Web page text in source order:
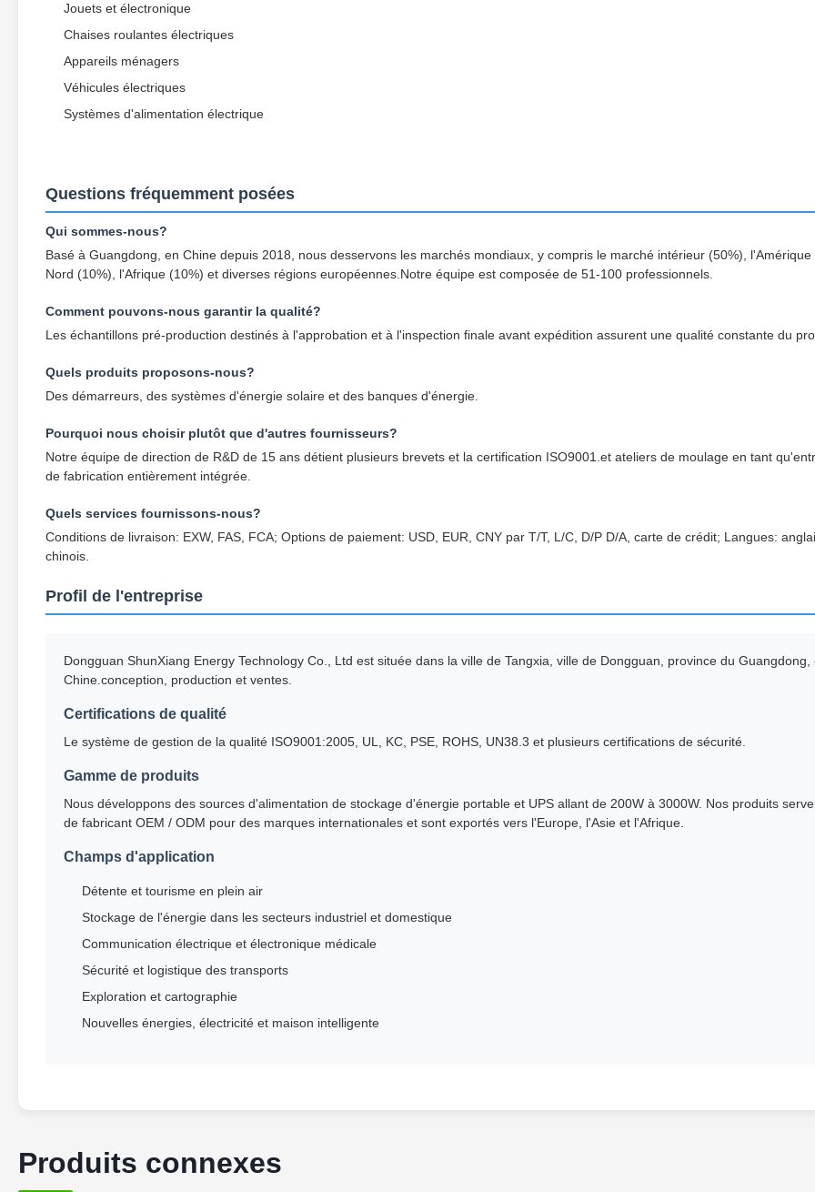
Jouets et électronique
Chaises roulantes électriques
Appareils ménagers
Véhicules électriques
Systèmes d'alimentation électrique
Questions fréquemment posées
Qui sommes-nous?
Basé à Guangdong, en Chine depuis 2018, nous desservons les marchés mondiaux, y compris le marché intérieur (50%), l'Amérique
Nord (10%), l'Afrique (10%) et diverses régions européennes.Notre équipe est composée de 51-100 professionnels.
Comment pouvons-nous garantir la qualité?
Les échantillons pré-production destinés à l'approbation et à l'inspection finale avant expédition assurent une qualité constante du
Quels produits proposons-nous?
Des démarreurs, des systèmes d'énergie solaire et des banques d'énergie.
Pourquoi nous choisir plutôt que d'autres fournisseurs?
Notre équipe de direction de R&D de 15 ans détient plusieurs brevets et la certification ISO9001.et ateliers de moulage en tant
de fabrication entièrement intégrée.
Quels services fournissons-nous?
Conditions de livraison: EXW, FAS, FCA; Options de paiement: USD, EUR, CNY par T/T, L/C, D/P D/A, carte de crédit; Langues:
chinois.
Profil de l'entreprise
Dongguan ShunXiang Energy Technology Co., Ltd est située dans la ville de Tangxia, ville de Dongguan, province du Guangdong,
Chine.conception, production et ventes.
Certifications de qualité
Le système de gestion de la qualité ISO9001:2005, UL, KC, PSE, ROHS, UN38.3 et plusieurs certifications de sécurité.
Gamme de produits
Nous développons des sources d'alimentation de stockage d'énergie portable et UPS allant de 200W à 3000W. Nos produits
de fabricant OEM / ODM pour des marques internationales et sont exportés vers l'Europe, l'Asie et l'Afrique.
Champs d'application
Détente et tourisme en plein air
Stockage de l'énergie dans les secteurs industriel et domestique
Communication électrique et électronique médicale
Sécurité et logistique des transports
Exploration et cartographie
Nouvelles énergies, électricité et maison intelligente
Produits connexes